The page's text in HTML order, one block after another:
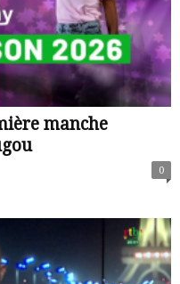
manche
0